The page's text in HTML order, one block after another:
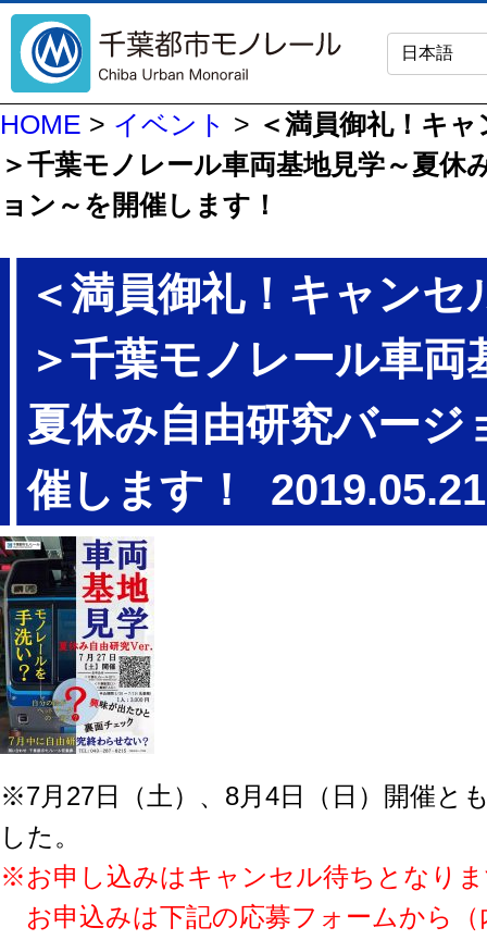
HOME > イベント > ＜満員御礼！キ
＞千葉モノレール車両基地見学～夏休
ョン～を開催します！
＜満員御礼！キャンセ
＞千葉モノレール車両
夏休み自由研究バージ
催します！
2019.05.21
※7月27日（土）、8月4日（日）開催と
した。
※お申し込みはキャンセル待ちとなり
お申込みは下記の応募フォームから（